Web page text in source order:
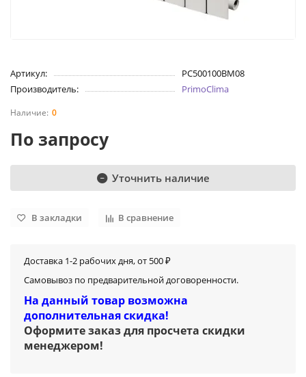
Артикул:
PC500100BM08
Производитель:
PrimoClima
0
По запросу
Уточнить наличие
В закладки В сравнение
Доставка 1-2 рабочих дня, от 500 ₽
Самовывоз по предварительной договоренности.
На данный товар возможна
дополнительная скидка!
Оформите заказ для просчета скидки
менеджером!